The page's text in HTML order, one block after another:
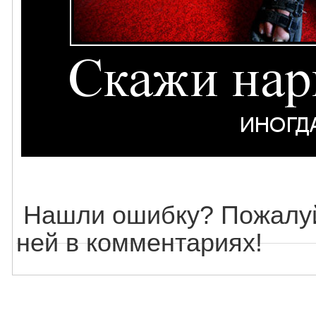
Нашли ошибку?
ней в комментариях!